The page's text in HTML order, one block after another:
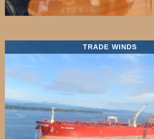
TRADE WINDS